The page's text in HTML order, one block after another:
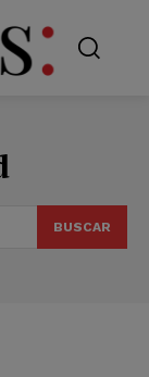
BUSCAR